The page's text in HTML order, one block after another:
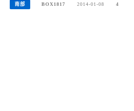
南部 BOX1817 2014-01-08 4